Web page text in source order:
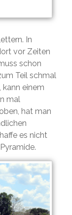
In
vor Zeiten
schon
Teil schmal
einem
mal
hat man
es nicht